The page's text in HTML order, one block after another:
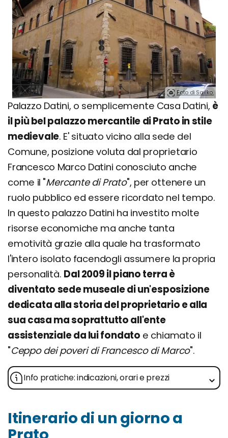
Foto di Sailko.
Palazzo Datini, o semplicemente Casa Datini, è
il più bel palazzo mercantile di Prato in stile
medievale. E' situato vicino alla sede del
Comune, posizione voluta dal proprietario
Francesco Marco Datini conosciuto anche
come il "Mercante di Prato", per ottenere un
ruolo pubblico ed essere ricordato nel tempo.
In questo palazzo Datini ha investito molte
risorse economiche ma anche tanta
emotività grazie alla quale ha trasformato
l'intero isolato facendogli assumere la propria
personalità. Dal 2009 il piano terra è
diventato sede museale di un'esposizione
dedicata alla storia del proprietario e alla
sua casa ma soprattutto all'ente
assistenziale da lui fondato e chiamato il
"Ceppo dei poveri di Francesco di Marco".
Info pratiche: indicazioni, orari e prezzi
Itinerario di un giorno a